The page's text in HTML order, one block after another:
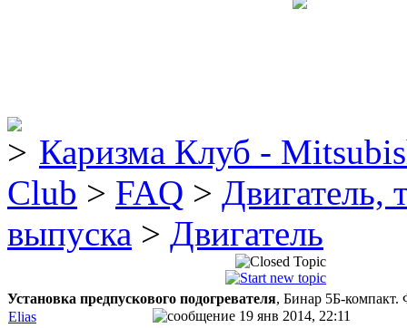
Каризма Клуб -
Club > FAQ > Двигатель,
выпуска > Двигатель
Установка предпускового подогревателя, Бинар 5Б-
Elias
19 янв 2014, 22:11